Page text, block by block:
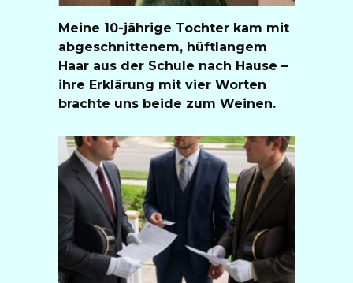
Meine 10-jährige Tochter kam mit
abgeschnittenem, hüftlangem
Haar aus der Schule nach Hause –
ihre Erklärung mit vier Worten
brachte uns beide zum Weinen.